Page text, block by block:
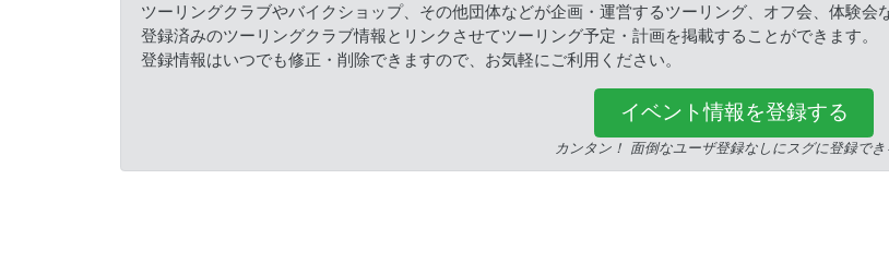
ツーリングクラブやバイクショップ、その他団体などが企画・運営するツーリング、オフ会、体験会
登録済みのツーリングクラブ情報とリンクさせてツーリング予定・計画を掲載することができます。
登録情報はいつでも修正・削除できますので、お気軽にご利用ください。
イベント情報を登録する
カンタン！ 面倒なユーザ登録なしにスグに登録でき